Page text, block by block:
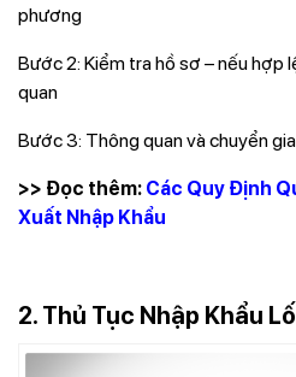
phương
Bước 2: Kiểm tra hồ sơ – nếu hợp
quan
Bước 3: Thông quan và chuyển
>> Đọc thêm: Các Quy Định
Xuất Nhập Khẩu
2. Thủ Tục Nhập Khẩu